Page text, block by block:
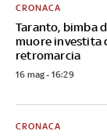
Taranto, bimba
muore investita
retromarcia
CRONACA
16 mag - 16:29
CRONACA